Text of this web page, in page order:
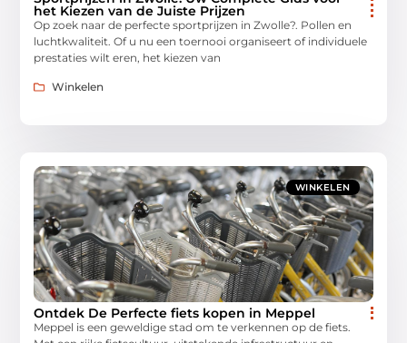
het Kiezen van de Juiste Prijzen
Op zoek naar de perfecte sportprijzen in Zwolle?. Pollen en
luchtkwaliteit. Of u nu een toernooi organiseert of individuele
prestaties wilt eren, het kiezen van
Winkelen
WINKELEN
Ontdek De Perfecte fiets kopen in Meppel
Meppel is een geweldige stad om te verkennen op de fiets.